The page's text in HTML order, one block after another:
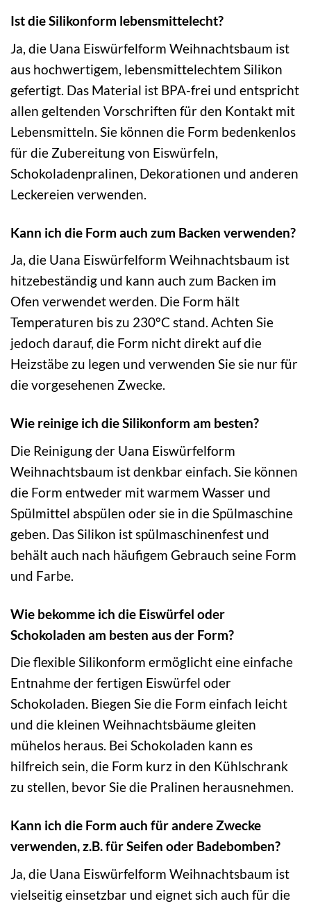
Ist die Silikonform lebensmittelecht?
Ja, die Uana Eiswürfelform Weihnachtsbaum ist
aus hochwertigem, lebensmittelechtem Silikon
gefertigt. Das Material ist BPA-frei und entspricht
allen geltenden Vorschriften für den Kontakt mit
Lebensmitteln. Sie können die Form bedenkenlos
für die Zubereitung von Eiswürfeln,
Schokoladenpralinen, Dekorationen und anderen
Leckereien verwenden.
Kann ich die Form auch zum Backen verwenden?
Ja, die Uana Eiswürfelform Weihnachtsbaum ist
hitzebeständig und kann auch zum Backen im
Ofen verwendet werden. Die Form hält
Temperaturen bis zu 230°C stand. Achten Sie
jedoch darauf, die Form nicht direkt auf die
Heizstäbe zu legen und verwenden Sie sie nur für
die vorgesehenen Zwecke.
Wie reinige ich die Silikonform am besten?
Die Reinigung der Uana Eiswürfelform
Weihnachtsbaum ist denkbar einfach. Sie können
die Form entweder mit warmem Wasser und
Spülmittel abspülen oder sie in die Spülmaschine
geben. Das Silikon ist spülmaschinenfest und
behält auch nach häufigem Gebrauch seine Form
und Farbe.
Wie bekomme ich die Eiswürfel oder
Schokoladen am besten aus der Form?
Die flexible Silikonform ermöglicht eine einfache
Entnahme der fertigen Eiswürfel oder
Schokoladen. Biegen Sie die Form einfach leicht
und die kleinen Weihnachtsbäume gleiten
mühelos heraus. Bei Schokoladen kann es
hilfreich sein, die Form kurz in den Kühlschrank
zu stellen, bevor Sie die Pralinen herausnehmen.
Kann ich die Form auch für andere Zwecke
verwenden, z.B. für Seifen oder Badebomben?
Ja, die Uana Eiswürfelform Weihnachtsbaum ist
vielseitig einsetzbar und eignet sich auch für die